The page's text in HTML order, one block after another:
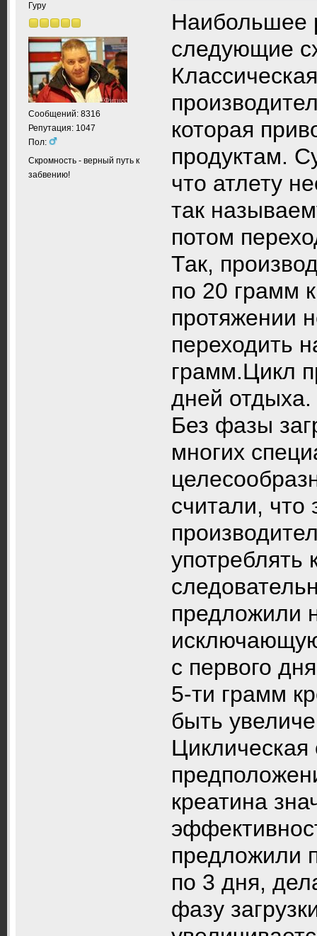
Гуру
Сообщений: 8316
Репутация: 1047
Пол:
Скромность - верный путь к
забвению!
Наибольшее
следующие
которая
продуктам.
что атлету
так
потом
Так,
по 20 грамм
протяжении
переходить
грамм.Цикл
дней отдыха.
Без фазы
многих
считали, что
употреблять
предложили
исключающую
с первого
5-ти грамм
быть
Циклическая
креатина
предложили
по 3 дня,
фазу